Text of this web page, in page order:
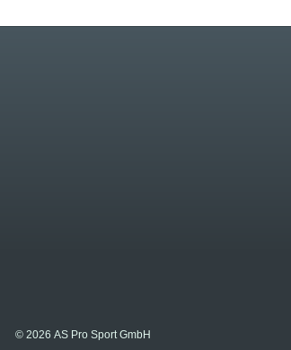
© 2026 AS Pro Sport GmbH